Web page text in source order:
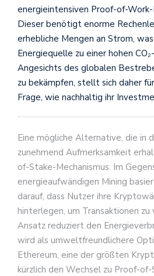
energieintensiven Proof-of-Work-
Dieser benötigt enorme
erhebliche Mengen an Strom,
Energiequelle zu einer hohen
Angesichts des globalen
zu bekämpfen, stellt sich daher
Frage, wie nachhaltig ihr
Eine mögliche Alternative, die in
zunehmend Aufmerksamkeit
of-Stake-Mechanismus. Im
energieaufwändigen Mining
darauf, dass Nutzer ihre
hinterlegen, um Transaktionen zu
Ansatz reduziert den
wird als umweltfreundlichere
Ethereum, eine der größten
kürzlich den Wechsel zu Proof-